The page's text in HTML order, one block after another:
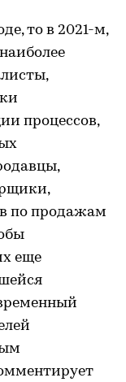
то в 2021-м,
процессов,
по продажам
еще